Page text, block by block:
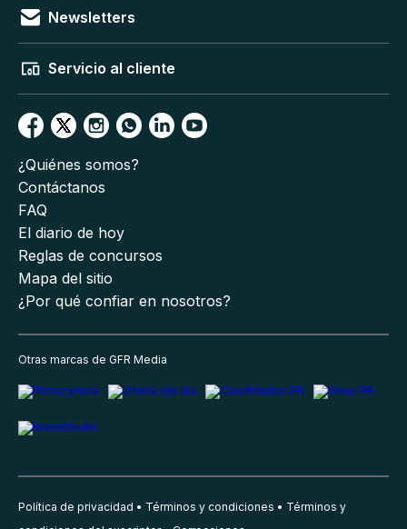
Newsletters
Servicio al cliente
¿Quiénes somos?
Contáctanos
FAQ
El diario de hoy
Reglas de concursos
Mapa del sitio
¿Por qué confiar en nosotros?
Otras marcas de GFR Media
Política de privacidad Términos y condiciones
Términos y